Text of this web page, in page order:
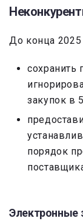
До конца 2025
сохранить
закупок в
порядок
Электронные